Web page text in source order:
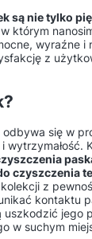
Jak
Jakie są
butów?
są nie tylko
którym
wyraźne i
z
się w
czyszczenia
z
kontaktu
jego
w suchym